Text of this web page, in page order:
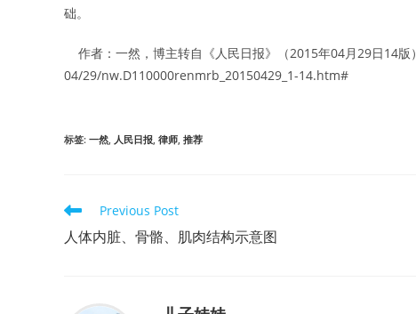
础。
作者：一然，博主转自《人民日报》（2015年04月29日14版）
04/29/nw.D110000renmrb_20150429_1-14.htm#
标签: 一然, 人民日报, 律师, 推荐
Read
more
articles
Previous Post
人体内脏、骨骼、肌肉结构示意图